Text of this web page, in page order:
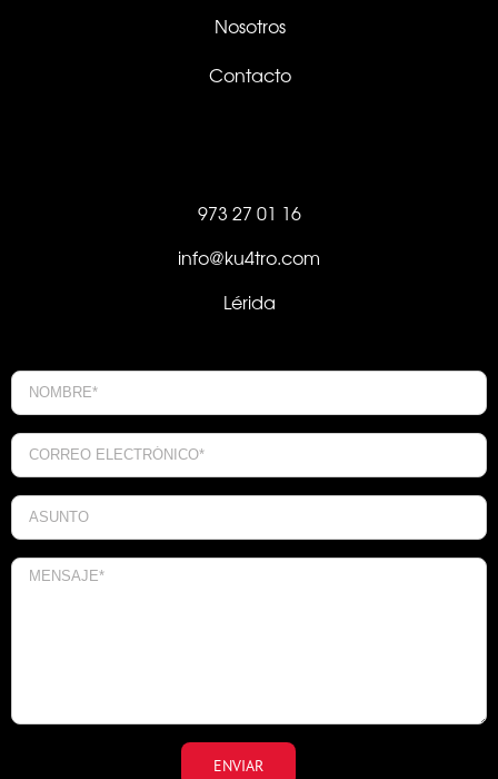
Nosotros
Contacto
973 27 01 16
info@ku4tro.com
Lérida